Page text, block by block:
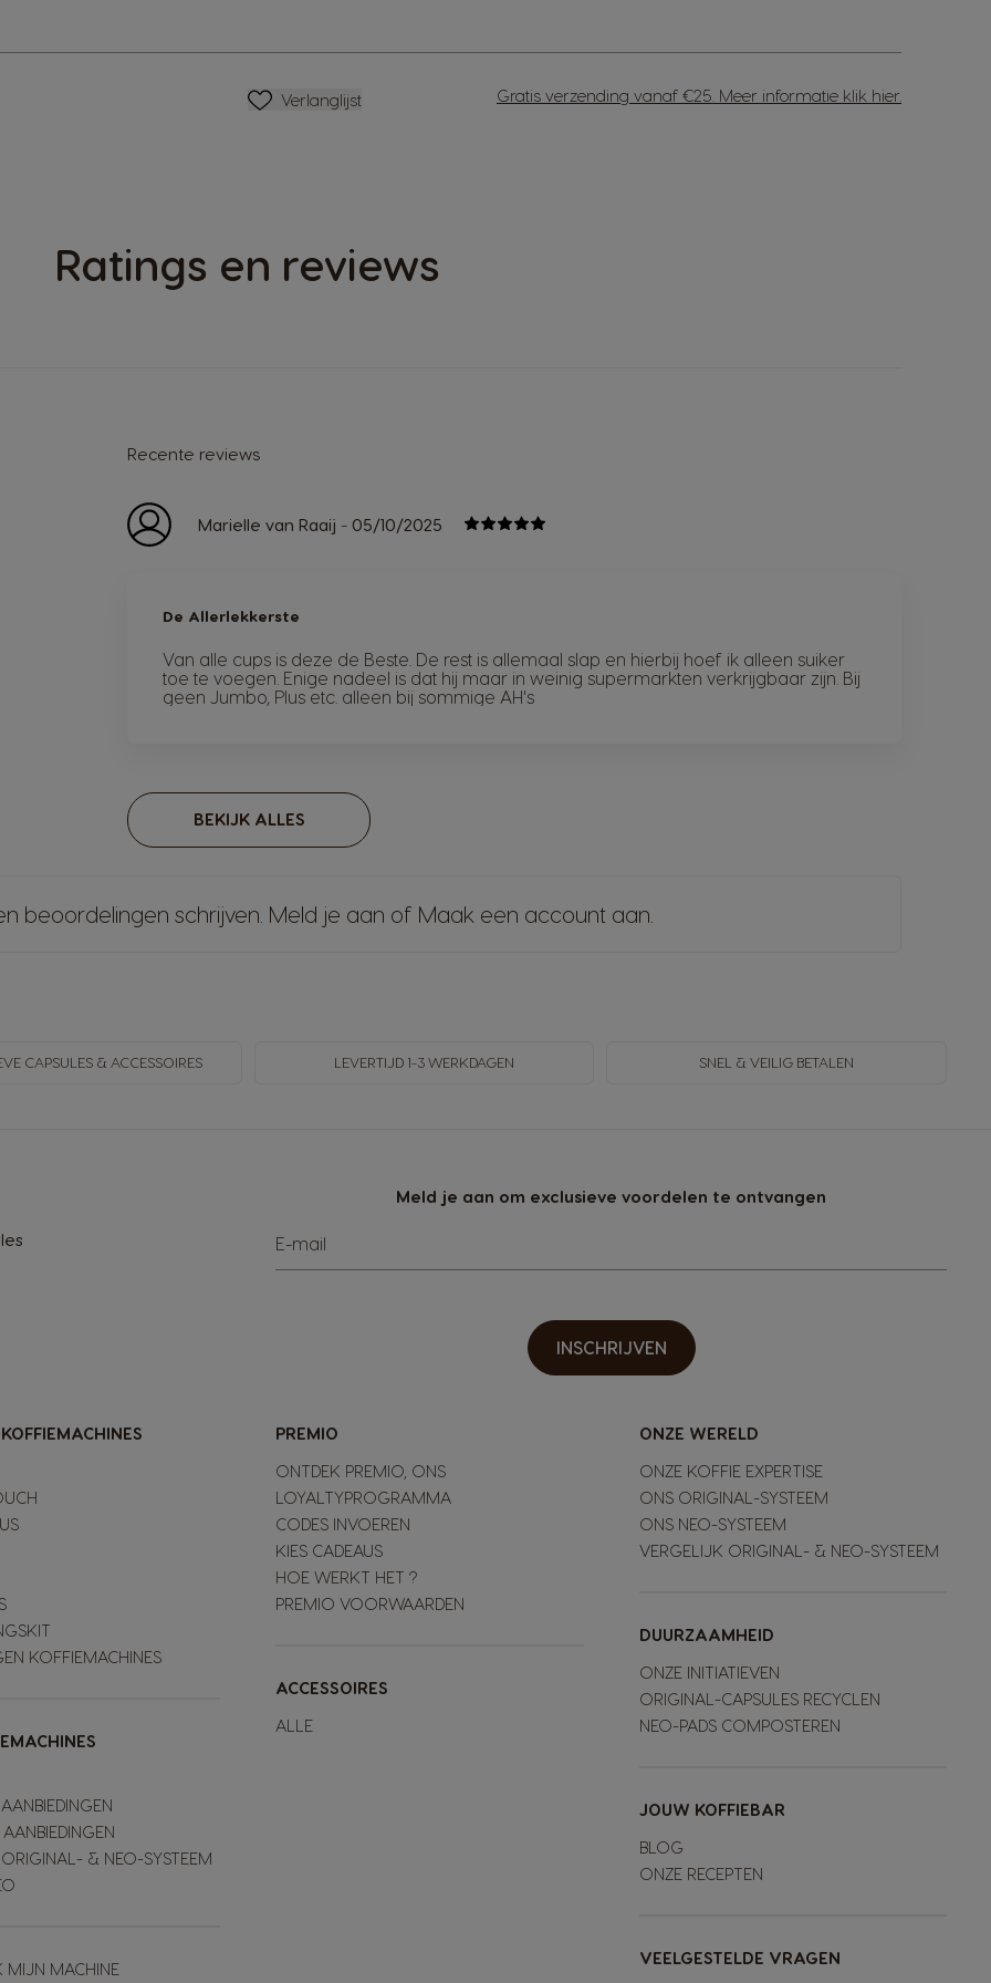
Gratis verzending vanaf €25. Meer informatie klik hier
Verlanglijstje
Verlanglijst
Ratings en reviews
Recente reviews
Marielle van Raaij - 05/10/2025
De Allerlekkerste
Van alle cups is deze de Beste. De rest is allemaal slap en hierbij hoef ik alleen suiker
toe te voegen. Enige nadeel is dat hij maar in weinig supermarkten verkrijgbaar zijn. Bij
geen Jumbo, Plus etc. alleen bij sommige AH's
BEKIJK ALLES
beoordelingen schrijven. Meld je aan of Maak een account aan
CAPSULES & ACCESSOIRES LEVERTIJD 1-3 WERKDAGEN SNEL & VEILIG BETALEN
Meld je aan om exclusieve voordelen te ontvangen
E-mail
INSCHRIJVEN
KOFFIEMACHINES
& NEO-SYSTEEM
MIJN MACHINE
PREMIO
ONTDEK PREMIO, ONS
LOYALTYPROGRAMMA
CODES INVOEREN
KIES CADEAUS
HOE WERKT HET ?
PREMIO VOORWAARDEN
ACCESSOIRES
ALLE
ONZE WERELD
ONZE KOFFIE EXPERTISE
ONS ORIGINAL-SYSTEEM
ONS NEO-SYSTEEM
VERGELIJK ORIGINAL- & NEO-SYSTEEM
DUURZAAMHEID
ONZE INITIATIEVEN
ORIGINAL-CAPSULES RECYCLEN
NEO-PADS COMPOSTEREN
JOUW KOFFIEBAR
BLOG
ONZE RECEPTEN
VEELGESTELDE VRAGEN